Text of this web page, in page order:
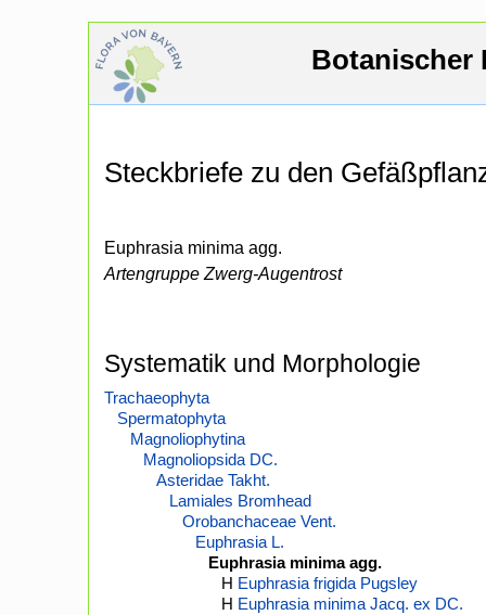
Botanischer
Steckbriefe zu den
Euphrasia minima agg.
Artengruppe Zwerg-Augentrost
Systematik und Morphologie
Trachaeophyta
Spermatophyta
Magnoliophytina
Magnoliopsida DC.
Asteridae Takht.
Lamiales Bromhead
Orobanchaceae Vent.
Euphrasia L.
Euphrasia minima agg.
H Euphrasia frigida Pugsley
H Euphrasia minima Jacq. ex DC.